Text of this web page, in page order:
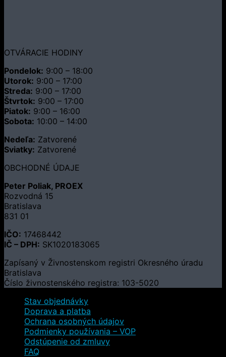
OTVÁRACIE HODINY
Pondelok: 9:00 – 18:00
Utorok: 9:00 – 17:00
Streda: 9:00 – 17:00
Štvrtok: 9:00 – 17:00
Piatok: 9:00 – 16:00
Sobota: 10:00 – 14:00
Nedeľa: Zatvorené
Sviatky: Zatvorené
OBCHODNÉ ÚDAJE
Peter Poliak, PROEX
Rozvodná 15
Bratislava
831 01
IČO: 17468442
IČ – DPH: SK1020183065
Zapísaný v Živnostenskom registri Okresného úradu
Bratislava
Číslo živnostenského registra: 103-5020
Stav objednávky
Doprava a platba
Ochrana osobných údajov
Podmienky používania – VOP
Odstúpenie od zmluvy
FAQ